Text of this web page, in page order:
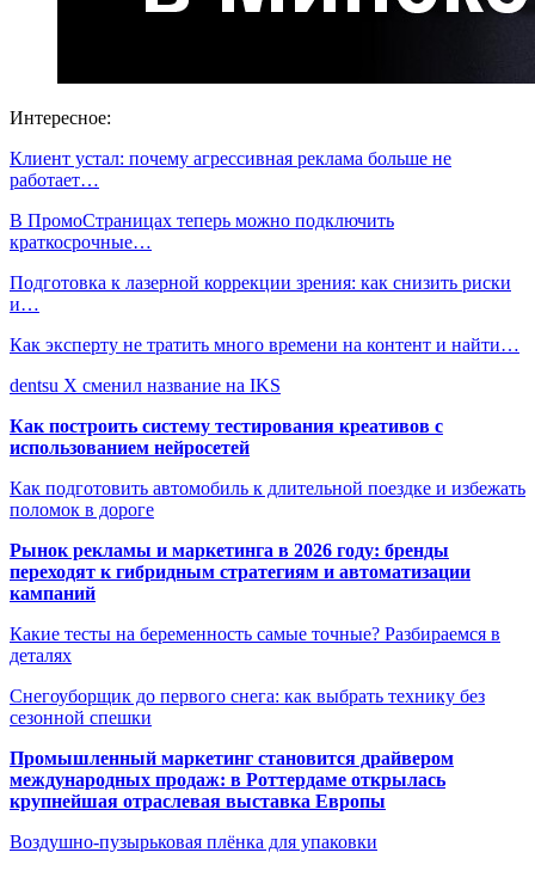
Интересное:
Клиент устал: почему агрессивная реклама больше не
работает…
В ПромоСтраницах теперь можно подключить
краткосрочные…
Подготовка к лазерной коррекции зрения: как снизить риски
и…
Как эксперту не тратить много времени на контент и найти…
dentsu X сменил название на IKS
Как построить систему тестирования креативов с
использованием нейросетей
Как подготовить автомобиль к длительной поездке и избежать
поломок в дороге
Рынок рекламы и маркетинга в 2026 году: бренды
переходят к гибридным стратегиям и автоматизации
кампаний
Какие тесты на беременность самые точные? Разбираемся в
деталях
Снегоуборщик до первого снега: как выбрать технику без
сезонной спешки
Промышленный маркетинг становится драйвером
международных продаж: в Роттердаме открылась
крупнейшая отраслевая выставка Европы
Воздушно-пузырьковая плёнка для упаковки